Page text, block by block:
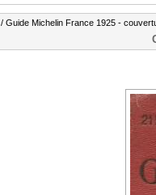
/ Guide Michelin France 1925 -